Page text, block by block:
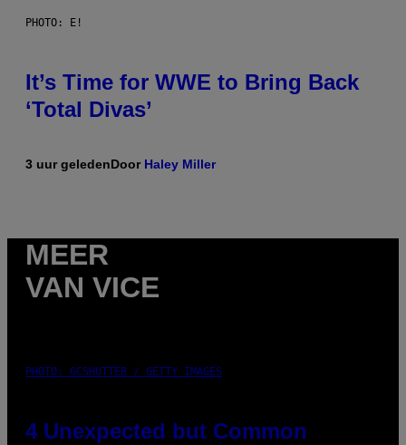
PHOTO: E!
It’s Time for WWE to Bring Back
‘Total Divas’
3 uur geledenDoor Haley Miller
MEER
VAN VICE
PHOTO: GCSHUTTER / GETTY IMAGES
4 Unexpected but Common